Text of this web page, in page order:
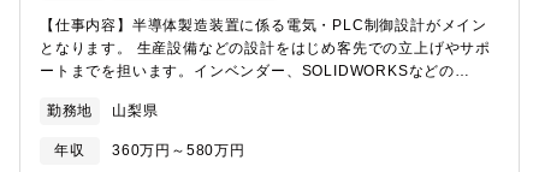
【仕事内容】半導体製造装置に係る電気・PLC制御設計がメイン
となります。 生産設備などの設計をはじめ客先での立上げやサポ
ートまでを担います。インベンダー、SOLIDWORKSなどの
OEMでの装置や自社ブランド装置、医療機器など、様々な装置に
関わることが出来ます。【就業環境】働き方改革を進めており、
年間休日も徐々に増え、仕事とプライベートの時間をしっかりと
勤務地 山梨県
年収 360万円～580万円